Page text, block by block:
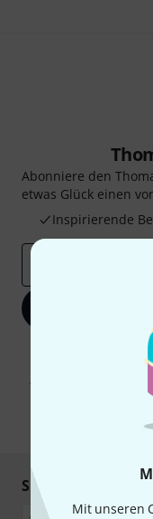
Mit unseren
Abonniere den
etwas Glück einen
Inspirierende
Mit Klick auf „Jetzt
Werbung und einer
Abmeldung ist jederzeit
Sicher einkaufen